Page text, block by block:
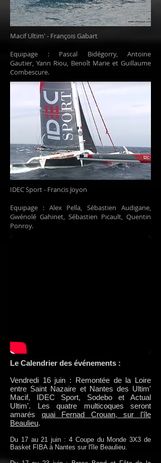
Macif Ultim' - François Gabart
Equipage : Pascal Bidégorry, Antoine
Gautier, Yann Riou, Benoît Marie et Guillaume
Combescure.
IDEC Sport - Francis Joyon
Equipage : Alex Pella, Sébastien Audigane,
Gwénolé Gahinet, Sébastien Picault, Quentin
Ponroy.
Le Calendrier des événements :
Vendredi 16 juin : Remontée de la Loire
entre Saint Nazaire et Nantes des Ultim'
Macif, IDEC Sport, Sodebo et Actual
Ultim'. Les quatre multicoques seront
amarés quai Fernad Crouan, sur l'île
Beaulieu.
Du 17 au 21 juin : 4 Coupe du Monde 3X3 de
Basket FIBA à Nantes sur l'île Beaulieu.